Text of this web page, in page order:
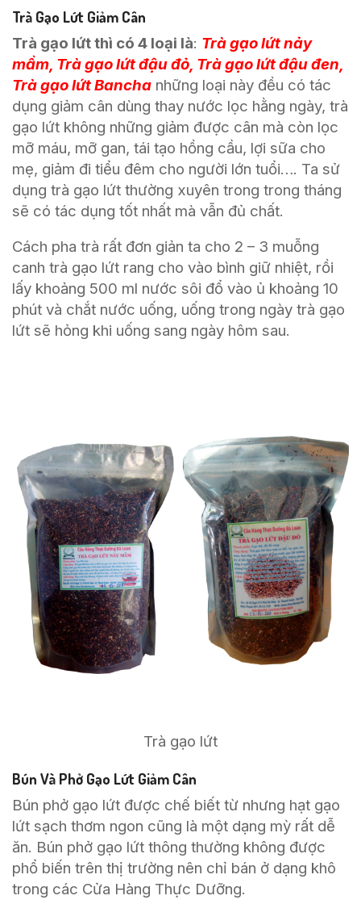
Trà Gạo Lứt Giảm Cân
Trà gạo lứt thì có 4 loại là: Trà gạo lứt nảy
mầm, Trà gạo lứt đậu đỏ, Trà gạo lứt đậu đen,
Trà gạo lứt Bancha những loại này đều có tác
dụng giảm cân dùng thay nước lọc hằng ngày, trà
gạo lứt không những giảm được cân mà còn lọc
mỡ máu, mỡ gan, tái tạo hồng cầu, lợi sữa cho
mẹ, giảm đi tiểu đêm cho người lớn tuổi…. Ta sử
dụng trà gạo lứt thường xuyên trong trong tháng
sẽ có tác dụng tốt nhất mà vẫn đủ chất.
Cách pha trà rất đơn giản ta cho 2 – 3 muỗng
canh trà gạo lứt rang cho vào bình giữ nhiệt, rồi
lấy khoảng 500 ml nước sôi đổ vào ủ khoảng 10
phút và chắt nước uống, uống trong ngày trà gạo
lứt sẽ hỏng khi uống sang ngày hôm sau.
Trà gạo lứt
Bún Và Phở Gạo Lứt Giảm Cân
Bún phở gạo lứt được chế biết từ nhưng hạt gạo
lứt sạch thơm ngon cũng là một dạng mỳ rất dễ
ăn. Bún phở gạo lứt thông thường không được
phổ biến trên thị trường nên chỉ bán ở dạng khô
trong các Cửa Hàng Thực Dưỡng.